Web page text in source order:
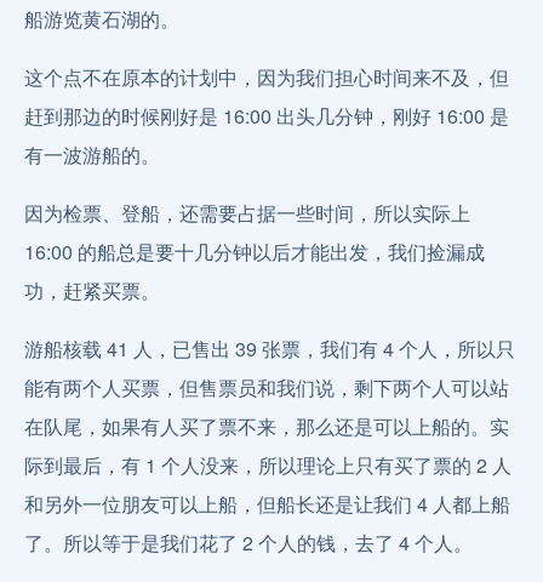
船游览黄石湖的。
这个点不在原本的计划中，因为我们担心时间来不及，但
赶到那边的时候刚好是 16:00 出头几分钟，刚好 16:00 是
有一波游船的。
因为检票、登船，还需要占据一些时间，所以实际上
16:00 的船总是要十几分钟以后才能出发，我们捡漏成
功，赶紧买票。
游船核载 41 人，已售出 39 张票，我们有 4 个人，所以只
能有两个人买票，但售票员和我们说，剩下两个人可以站
在队尾，如果有人买了票不来，那么还是可以上船的。实
际到最后，有 1 个人没来，所以理论上只有买了票的 2 人
和另外一位朋友可以上船，但船长还是让我们 4 人都上船
了。所以等于是我们花了 2 个人的钱，去了 4 个人。